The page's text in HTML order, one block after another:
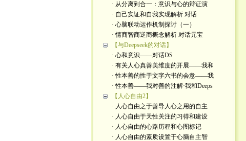
· 从分离到合一：意识与心的辩证演
· 自己实证和自我实现解析 对话
· 心脑联动运作机制探讨（一）
· 情商智商逆商概念解析 对话元宝
【与Deepseek的对话】
· 心和意识——对话DS
· 有关人心真善美维度的开展——我和
· 性本善的性于文字六书的会意——我
· 性本善——我对善的注解·我和Deeps
【人心自由2】
· 人心自由之于善导人心之用的自主
· 人心自由于天性关注的习得和建设
· 人心自由的心路历程和心图标记
· 人心自由的素质设置于心脑自主智